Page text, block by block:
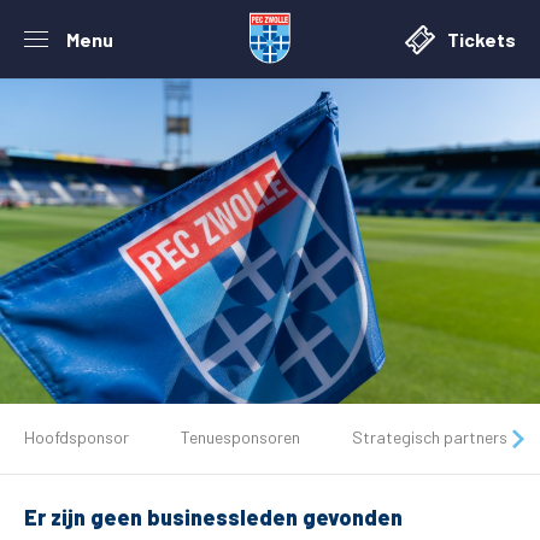
Menu Tickets
Tickets
Matchdays
Hoofdsponsor Tenuesponsoren Strategisch partners
Er zijn geen businessleden gevonden